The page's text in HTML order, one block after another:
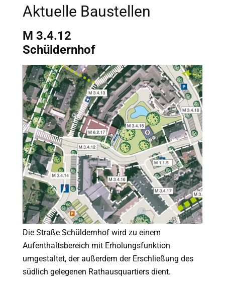
Aktuelle Baustellen
M 3.4.12
Schüldernhof
Die Straße Schüldernhof wird zu einem
Aufenthaltsbereich mit Erholungsfunktion
umgestaltet, der außerdem der Erschließung des
südlich gelegenen Rathausquartiers dient.